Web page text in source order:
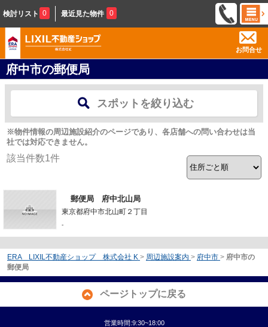
検討リスト 0 最近見た物件 0
お問合せ
府中市の郵便局
スポットを絞り込む
※物件情報の周辺施設紹介のページであり、各店舗への問い合わせは当
社では対応できません。
該当件数1件
郵便局 府中北山局
東京都府中市北山町２丁目
-
ERA LIXIL不動産ショップ 株式会社 K > 周辺施設案内 > 府中市 > 府中市の
郵便局
ページトップに戻る
営業時間:9:30~18:00